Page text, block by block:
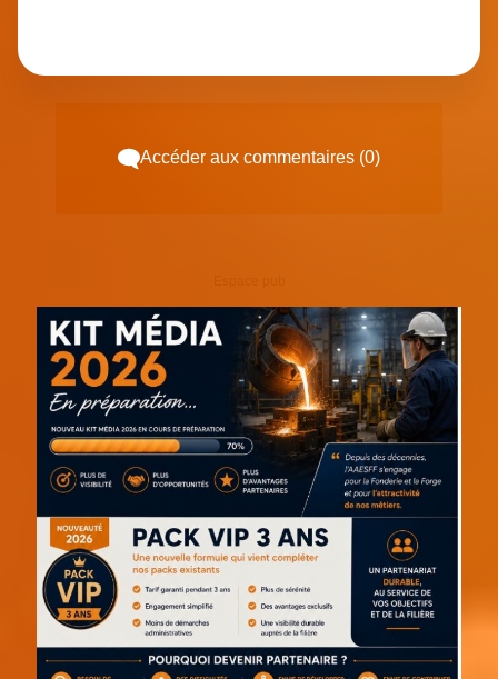
Accéder aux commentaires (0)